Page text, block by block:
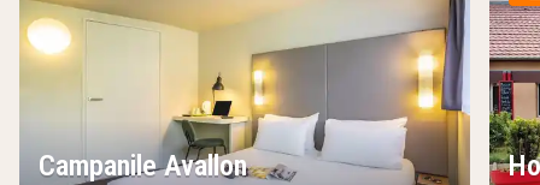
Campanile Avallon